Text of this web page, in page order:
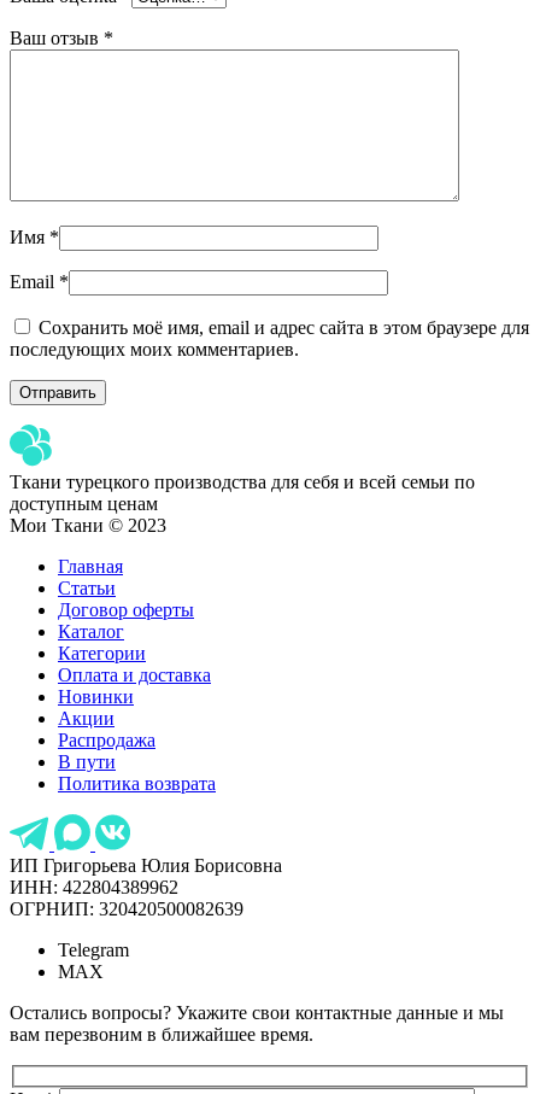
Ваш отзыв *
Имя *
Email *
Сохранить моё имя, email и адрес сайта в этом браузере для
последующих моих комментариев.
Ткани турецкого производства для себя и всей семьи по
доступным ценам
Мои Ткани © 2023
Главная
Статьи
Договор оферты
Каталог
Категории
Оплата и доставка
Новинки
Акции
Распродажа
В пути
Политика возврата
ИП Григорьева Юлия Борисовна
ИНН: 422804389962
ОГРНИП: 320420500082639
Telegram
MAX
Остались вопросы? Укажите свои контактные данные и мы
вам перезвоним в ближайшее время.